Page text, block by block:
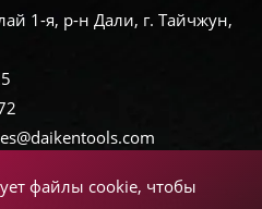
1-я, р-н Дали, г. Тайчжун,
файлы cookie, чтобы